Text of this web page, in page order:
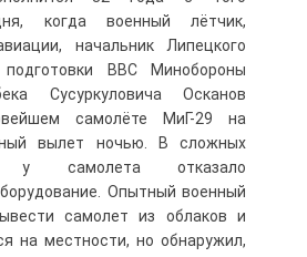
когда военный лётчик,
начальник Липецкого
ВВС Минобороны
Сусуркуловича Осканов
самолёте МиГ-29 на
вылет ночью. В сложных
у самолета отказало
Опытный военный
самолет из облаков и
на местности, но обнаружил,